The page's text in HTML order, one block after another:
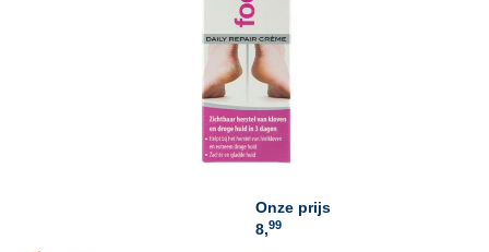
Onze prijs
8,99